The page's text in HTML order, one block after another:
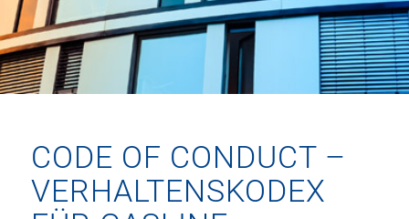
CODE OF CONDUCT –
VERHALTENSKODEX